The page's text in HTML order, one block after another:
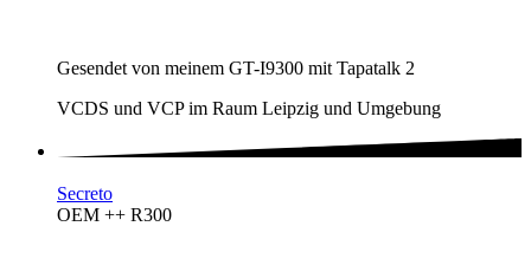
Gesendet von meinem GT-I9300 mit Tapatalk 2
VCDS und VCP im Raum Leipzig und Umgebung
Secreto
OEM ++ R300